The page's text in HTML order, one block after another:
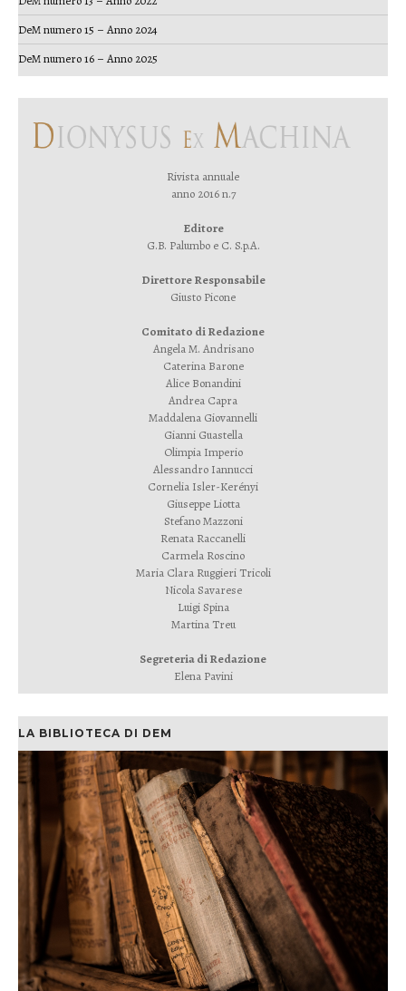
DeM numero 15 – Anno 2024
DeM numero 16 – Anno 2025
Rivista annuale
anno 2016 n.7
Editore
G.B. Palumbo e C. S.p.A.
Direttore Responsabile
Giusto Picone
Comitato di Redazione
Angela M. Andrisano
Caterina Barone
Alice Bonandini
Andrea Capra
Maddalena Giovannelli
Gianni Guastella
Olimpia Imperio
Alessandro Iannucci
Cornelia Isler-Kerényi
Giuseppe Liotta
Stefano Mazzoni
Renata Raccanelli
Carmela Roscino
Maria Clara Ruggieri Tricoli
Nicola Savarese
Luigi Spina
Martina Treu
Segreteria di Redazione
Elena Pavini
LA BIBLIOTECA DI DEM